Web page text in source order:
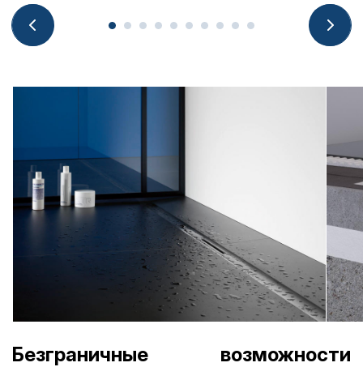
Безграничные возможности